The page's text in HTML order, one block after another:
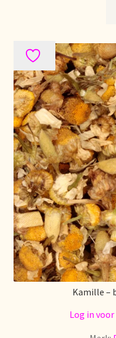
Retours et garantie
Returns and warranty
Rücksendungen und
Sécurité alimentaire
Seguridad alimentaria
Shipping and delivery
Sortiment
Stock matters
Kamille –
Log in